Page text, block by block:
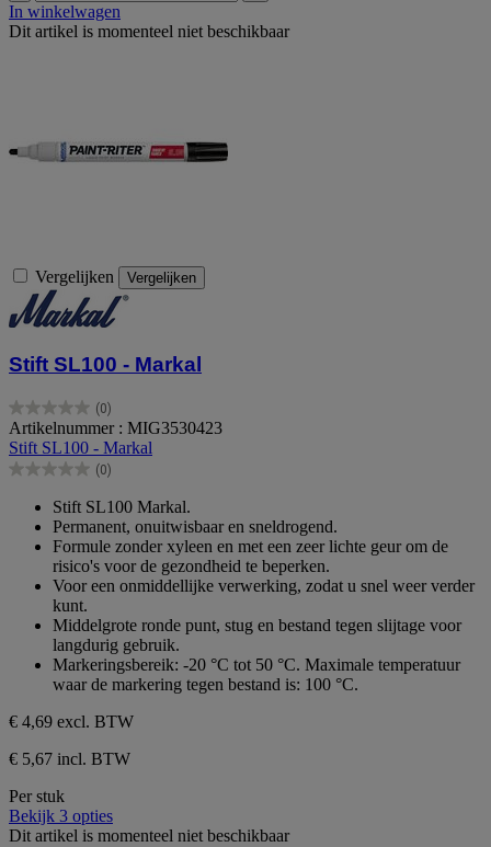
In winkelwagen
Dit artikel is momenteel niet beschikbaar
Vergelijken Vergelijken
Stift SL100 - Markal
(0)
0.0
van
de
5
Artikelnummer : MIG3530423
Stift SL100 - Markal
(0)
0.0
sterren.
Stift SL100 Markal.
Permanent, onuitwisbaar en sneldrogend.
Formule zonder xyleen en met een zeer lichte geur om de
risico's voor de gezondheid te beperken.
Voor een onmiddellijke verwerking, zodat u snel weer verder
kunt.
Middelgrote ronde punt, stug en bestand tegen slijtage voor
langdurig gebruik.
Markeringsbereik: -20 °C tot 50 °C. Maximale temperatuur
waar de markering tegen bestand is: 100 °C.
€ 4,69 excl. BTW
€ 5,67 incl. BTW
Per stuk
Bekijk 3 opties
Dit artikel is momenteel niet beschikbaar